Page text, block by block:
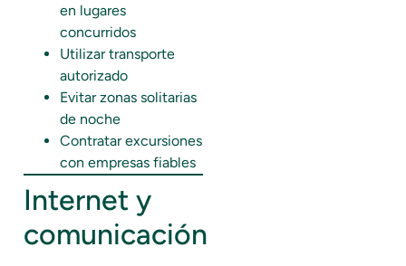
en lugares
concurridos
Utilizar transporte
autorizado
Evitar zonas solitarias
de noche
Contratar excursiones
con empresas fiables
Internet y
comunicación